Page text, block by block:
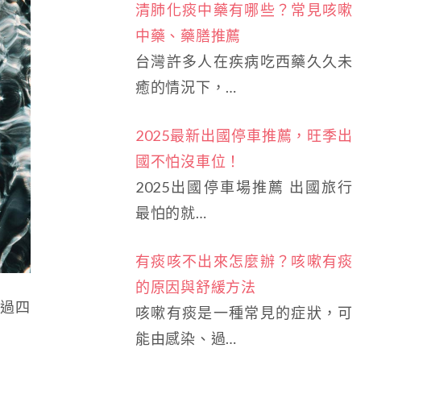
四
清肺化痰中藥有哪些？常見咳嗽
中藥、藥膳推薦
台灣許多人在疾病吃西藥久久未
癒的情況下，…
2025最新出國停車推薦，旺季出
國不怕沒車位！
2025出國停車場推薦 出國旅行
最怕的就…
有痰咳不出來怎麼辦？咳嗽有痰
的原因與舒緩方法
咳嗽有痰是一種常見的症狀，可
能由感染、過…